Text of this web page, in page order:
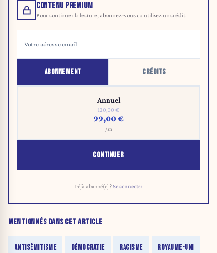
CONTENU PREMIUM
Pour continuer la lecture, abonnez-vous ou utilisez un crédit.
ABONNEMENT CRÉDITS
Annuel
120,00 €
99,00 €
/an
CONTINUER
Déjà abonné(e) ?Se connecter
MENTIONNÉS DANS CET ARTICLE
ANTISÉMITISME DÉMOCRATIE RACISME ROYAUME-UNI